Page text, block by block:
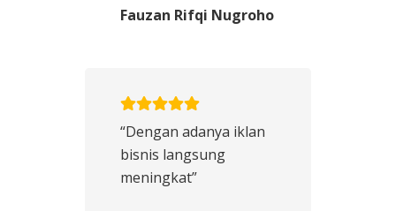
Fauzan Rifqi Nugroho
“Dengan adanya iklan
bisnis langsung
meningkat”